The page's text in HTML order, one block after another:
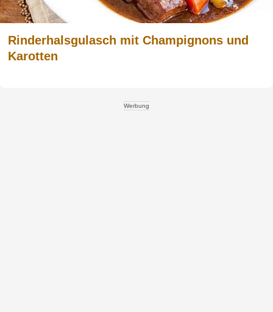
Rinderhalsgulasch mit Champignons und
Karotten
Werbung